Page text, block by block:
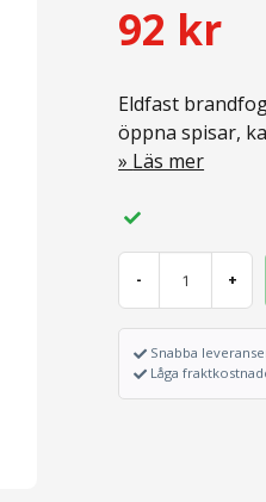
92 kr
Eldfast
öppna spisar,
Läs mer
- +
Snabba
Låga